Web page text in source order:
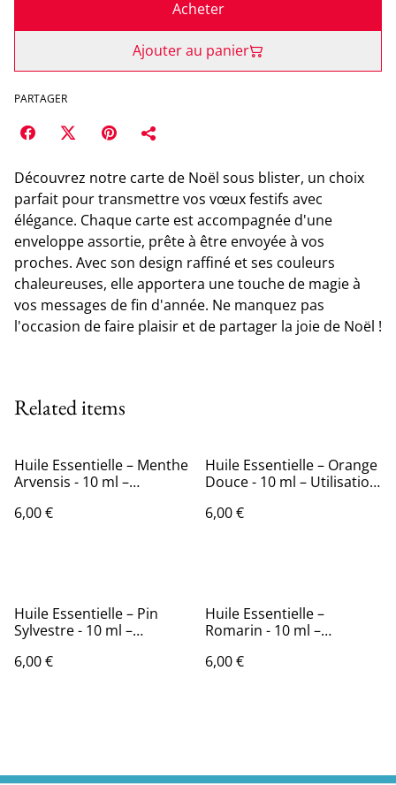
Acheter
Ajouter au panier
PARTAGER
Découvrez notre carte de Noël sous blister, un choix
parfait pour transmettre vos vœux festifs avec
élégance. Chaque carte est accompagnée d'une
enveloppe assortie, prête à être envoyée à vos
proches. Avec son design raffiné et ses couleurs
chaleureuses, elle apportera une touche de magie à
vos messages de fin d'année. Ne manquez pas
l'occasion de faire plaisir et de partager la joie de Noël !
Related items
Huile Essentielle – Menthe
Arvensis - 10 ml –
Diffusion –
6,00 €
Huile Essentielle – Orange
Douce - 10 ml – Utilisation
6,00 €
Huile Essentielle – Pin
Sylvestre - 10 ml –
Diffusion
6,00 €
Huile Essentielle –
Romarin - 10 ml –
Diffusion
6,00 €